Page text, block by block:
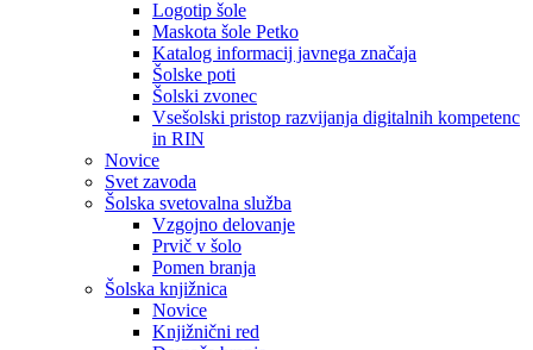
Logotip šole
Maskota šole Petko
Katalog informacij javnega značaja
Šolske poti
Šolski zvonec
Vsešolski pristop razvijanja digitalnih kompetenc
in RIN
Novice
Svet zavoda
Šolska svetovalna služba
Vzgojno delovanje
Prvič v šolo
Pomen branja
Šolska knjižnica
Novice
Knjižnični red